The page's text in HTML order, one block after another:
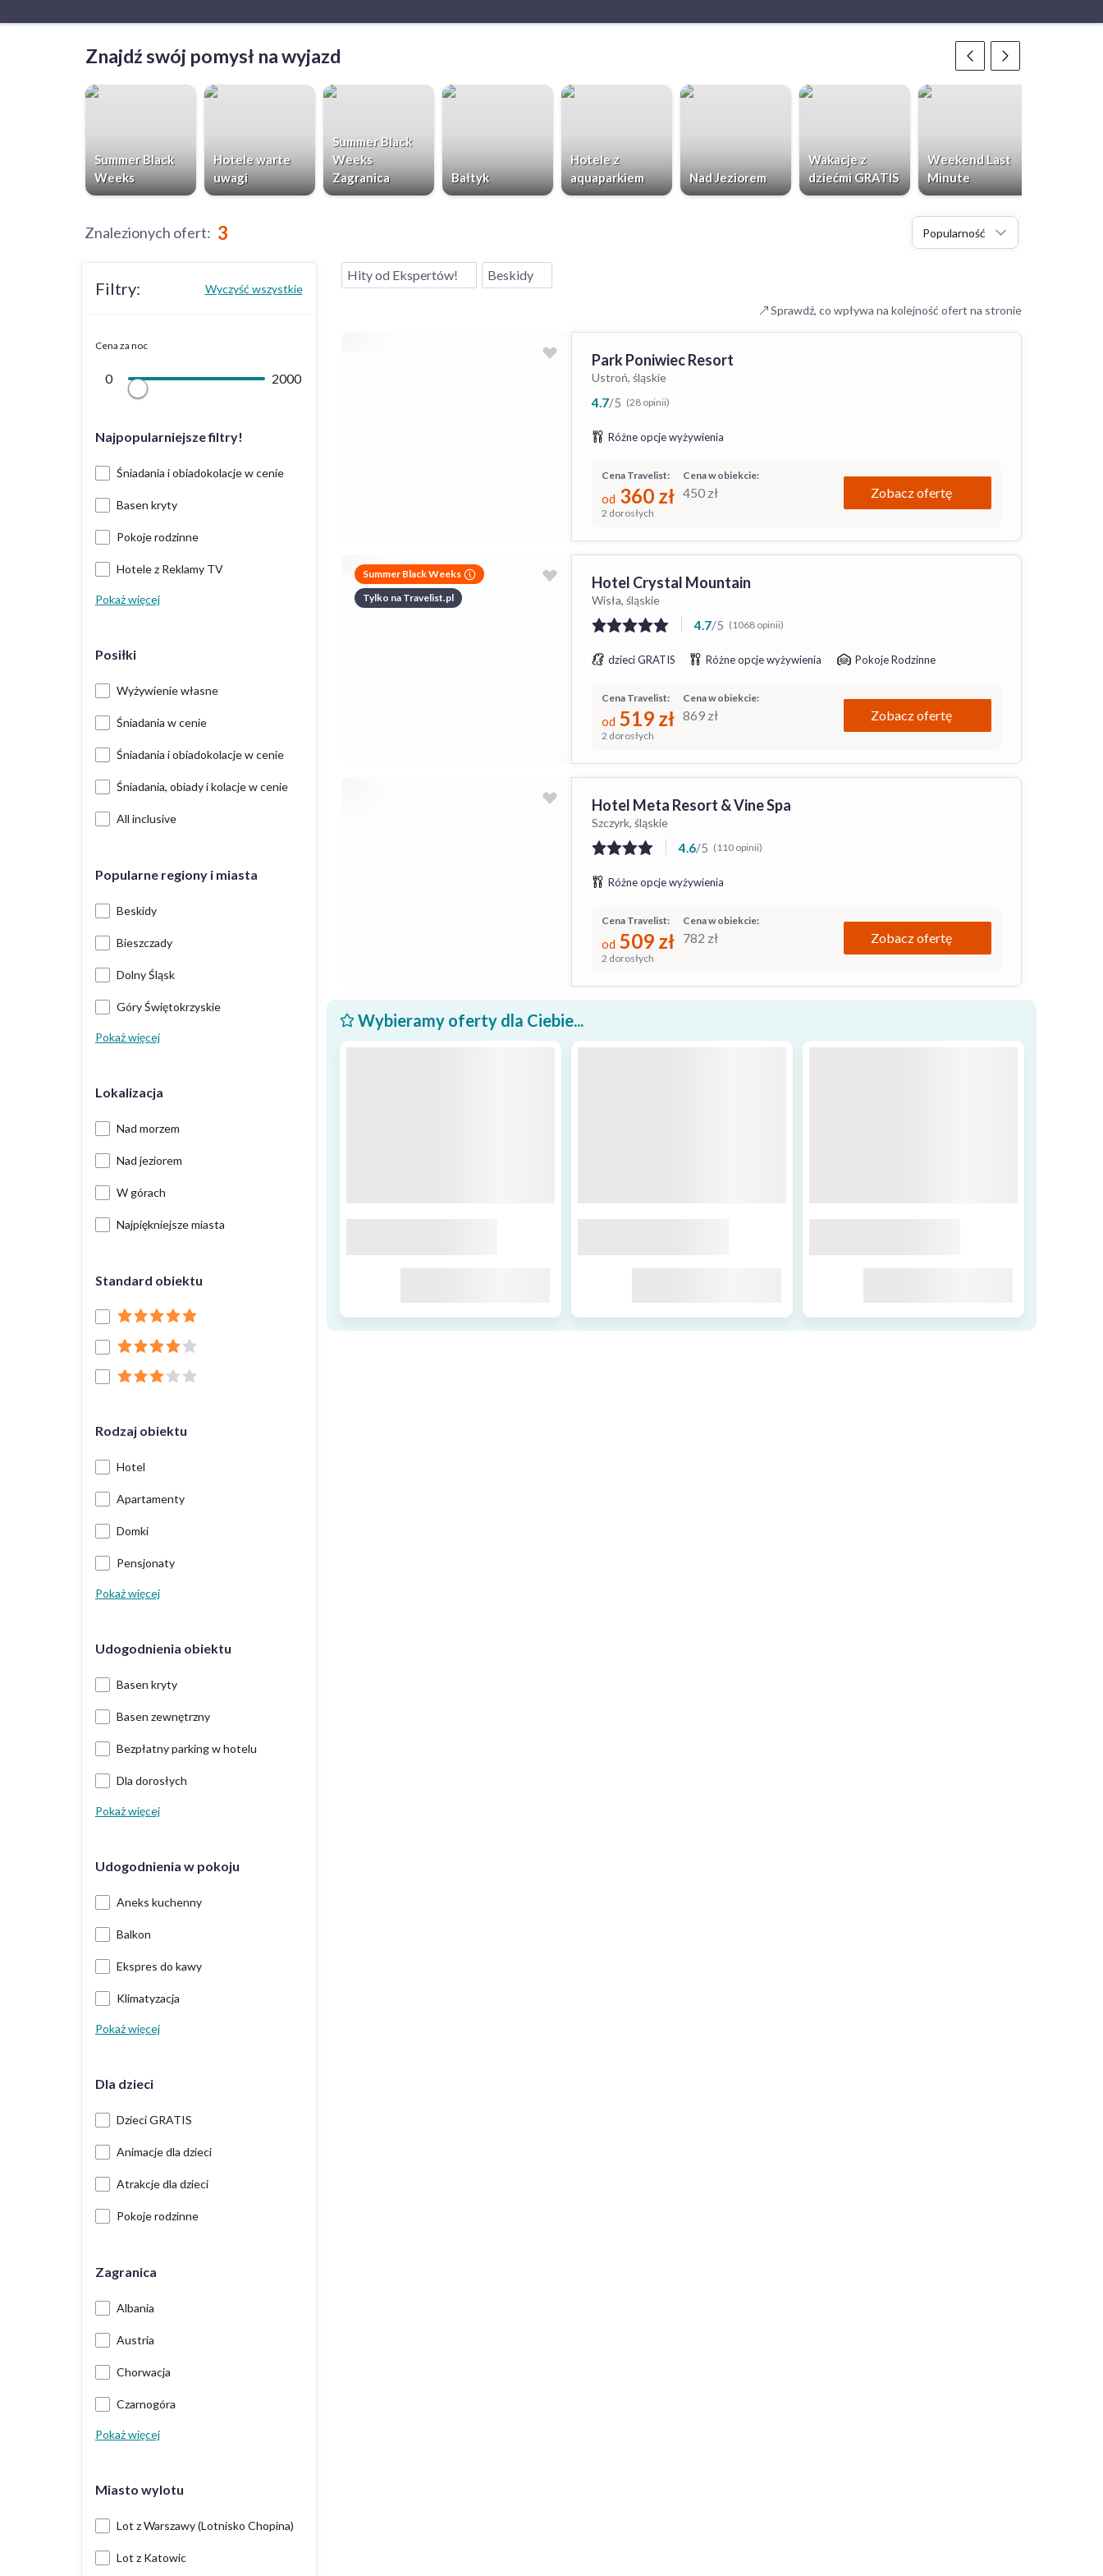
Znajdź swój pomysł na wyjazd
Summer Black
Weeks
Hotele warte
uwagi
Summer Black
Weeks
Zagranica
Bałtyk
Hotele z
aquaparkiem
Nad Jeziorem
Wakacje z
dziećmi GRATIS
Weekend Last
Minute
Znalezionych ofert: 3 Popularność
Filtry: Wyczyść wszystkie
Cena za noc
0 2000
Najpopularniejsze filtry!
Śniadania i obiadokolacje w cenie
Basen kryty
Pokoje rodzinne
Hotele z Reklamy TV
Pokaż więcej
Posiłki
Wyżywienie własne
Śniadania w cenie
Śniadania i obiadokolacje w cenie
Śniadania, obiady i kolacje w cenie
All inclusive
Popularne regiony i miasta
Beskidy
Bieszczady
Dolny Śląsk
Góry Świętokrzyskie
Pokaż więcej
Lokalizacja
Nad morzem
Nad jeziorem
W górach
Najpiękniejsze miasta
Standard obiektu
Rodzaj obiektu
Hotel
Apartamenty
Domki
Pensjonaty
Pokaż więcej
Udogodnienia obiektu
Basen kryty
Basen zewnętrzny
Bezpłatny parking w hotelu
Dla dorosłych
Pokaż więcej
Udogodnienia w pokoju
Aneks kuchenny
Balkon
Ekspres do kawy
Klimatyzacja
Pokaż więcej
Dla dzieci
Dzieci GRATIS
Animacje dla dzieci
Atrakcje dla dzieci
Pokoje rodzinne
Zagranica
Albania
Austria
Chorwacja
Czarnogóra
Pokaż więcej
Miasto wylotu
Lot z Warszawy (Lotnisko Chopina)
Lot z Katowic
Hity od Ekspertów! Beskidy
Sprawdź, co wpływa na kolejność ofert na stronie
Park Poniwiec Resort
Ustroń, śląskie
4.7/5 (28 opinii)
Różne opcje wyżywienia
Cena w obiekcie:
450 zł
Cena Travelist:
od 360 zł
2 dorosłych
Zobacz ofertę
Summer Black Weeks
Tylko na Travelist.pl
Hotel Crystal Mountain
Wisła, śląskie
4.7/5 (1068 opinii)
dzieci GRATIS Różne opcje wyżywienia Pokoje Rodzinne
Cena w obiekcie:
869 zł
Cena Travelist:
od 519 zł
2 dorosłych
Zobacz ofertę
Hotel Meta Resort & Vine Spa
Szczyrk, śląskie
4.6/5 (110 opinii)
Różne opcje wyżywienia
Cena w obiekcie:
782 zł
Cena Travelist:
od 509 zł
2 dorosłych
Zobacz ofertę
Wybieramy oferty dla Ciebie...